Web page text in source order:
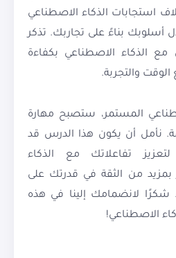
استجابات الذكاء الاصطناعي
أسلوبك بناءً على تجاربك. تذكر
الذكاء الاصطناعي بكفاءة
والتجربة.
المستمر، ستصبح مهارة
نأمل أن يكون هذا الدرس قد
تفاعلاتك مع الذكاء
من الثقة في قدرتك على
شكرًا لانضمامك إلينا في هذه
الاصطناعي!